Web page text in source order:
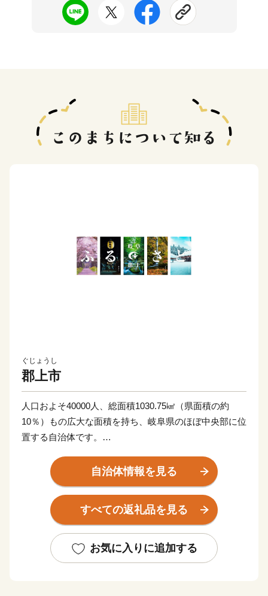
ぐじょうし
郡上市
人口およそ40000人、総面積1030.75㎢（県面積の約
10％）もの広大な面積を持ち、岐阜県のほぼ中央部に位
置する自治体です。
豊かな自然と調和した生活のもと、郡上鮎や明宝ハムな
どの美味しい食べ物、ラフティングやスキー、スノーボ
ードといったアウトドアスポーツ、郡上おどりや白鳥お
どりに代表される伝統文化を堪能することができます。
郡上八幡城を戴く水と踊りの城下町、八幡町。
自治体情報を見る
すべての返礼品を見る
お気に入りに追加する